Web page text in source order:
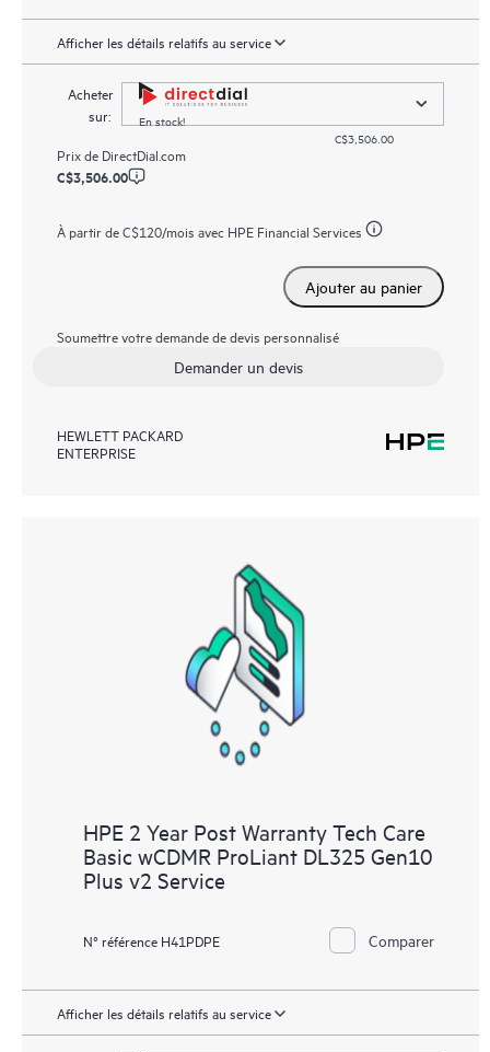
Afficher les détails relatifs au service
Acheter
sur:
En stock!
C$3,506.00
Prix de DirectDial.com
C$3,506.00
À partir deC$120/mois avec HPE Financial Services
Ajouter au panier
Soumettre votre demande de devis personnalisé
Demander un devis
HEWLETT PACKARD
ENTERPRISE
HPE 2 Year Post Warranty Tech Care
Basic wCDMR ProLiant DL325 Gen10
Plus v2 Service
N° référence H41PDPE Comparer
Afficher les détails relatifs au service